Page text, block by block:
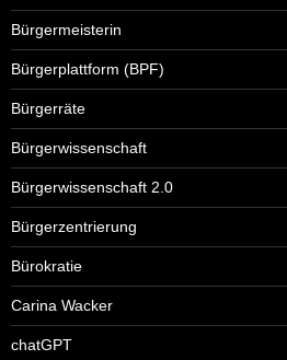
Bürgermeisterin
Bürgerplattform (BPF)
Bürgerräte
Bürgerwissenschaft
Bürgerwissenschaft 2.0
Bürgerzentrierung
Bürokratie
Carina Wacker
chatGPT